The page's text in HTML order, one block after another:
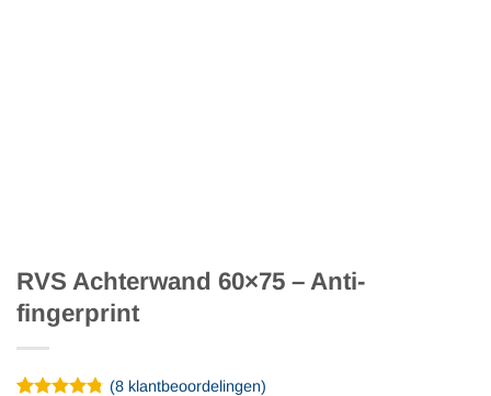
RVS Achterwand 60×75 – Anti-
fingerprint
(8klantbeoordelingen)